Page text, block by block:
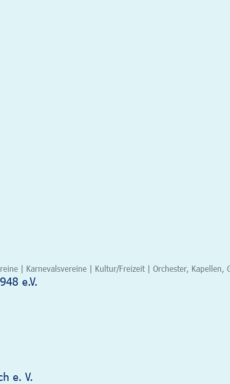
| Karnevalsvereine | Kultur/Freizeit | Orchester, Kapellen,
e.V.
e. V.